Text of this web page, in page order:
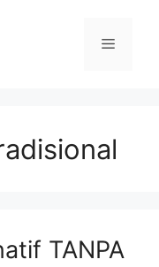
Menu
TANPA